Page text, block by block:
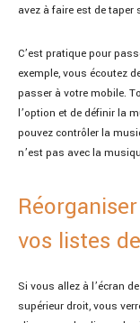
avez à faire est de taper
C’est pratique pour
exemple, vous écoutez
passer à votre mobile.
l’option et de définir la
pouvez contrôler la
n’est pas avec la
vos listes
Si vous allez à l’écran
supérieur droit, vous